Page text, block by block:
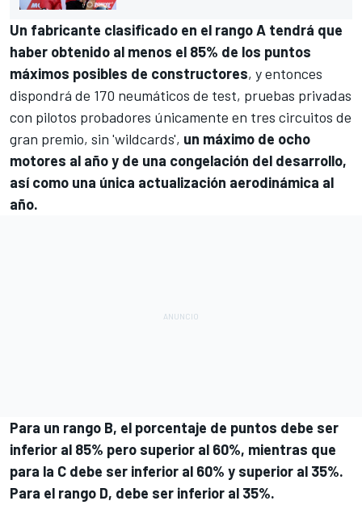
Un fabricante clasificado en el rango A tendrá que
haber obtenido al menos el 85% de los puntos
máximos posibles de constructores, y entonces
dispondrá de 170 neumáticos de test, pruebas privadas
con pilotos probadores únicamente en tres circuitos de
gran premio, sin 'wildcards', un máximo de ocho
motores al año y de una congelación del desarrollo,
así como una única actualización aerodinámica al
año.
Para un rango B, el porcentaje de puntos debe ser
inferior al 85% pero superior al 60%, mientras que
para la C debe ser inferior al 60% y superior al 35%.
Para el rango D, debe ser inferior al 35%.